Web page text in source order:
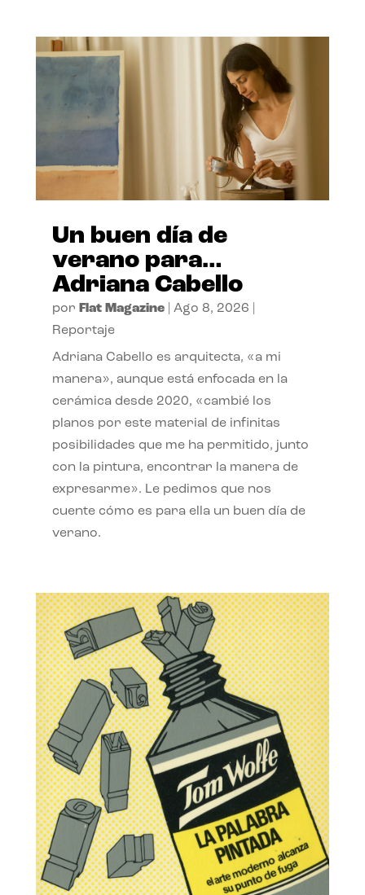
Un buen día de
verano para…
Adriana Cabello
por Flat Magazine| Ago 8, 2026
Reportaje
Adriana Cabello es arquitecta, «a mi
manera», aunque está enfocada en la
cerámica desde 2020, «cambié los
planos por este material de infinitas
posibilidades que me ha permitido, junto
con la pintura, encontrar la manera de
expresarme». Le pedimos que nos
cuente cómo es para ella un buen día de
verano.